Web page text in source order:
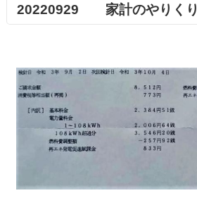
20220929 家計のやりくり